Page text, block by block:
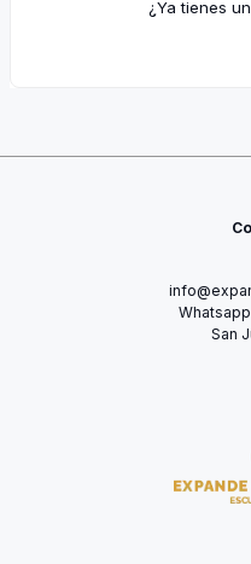
¿Ya tienes
San